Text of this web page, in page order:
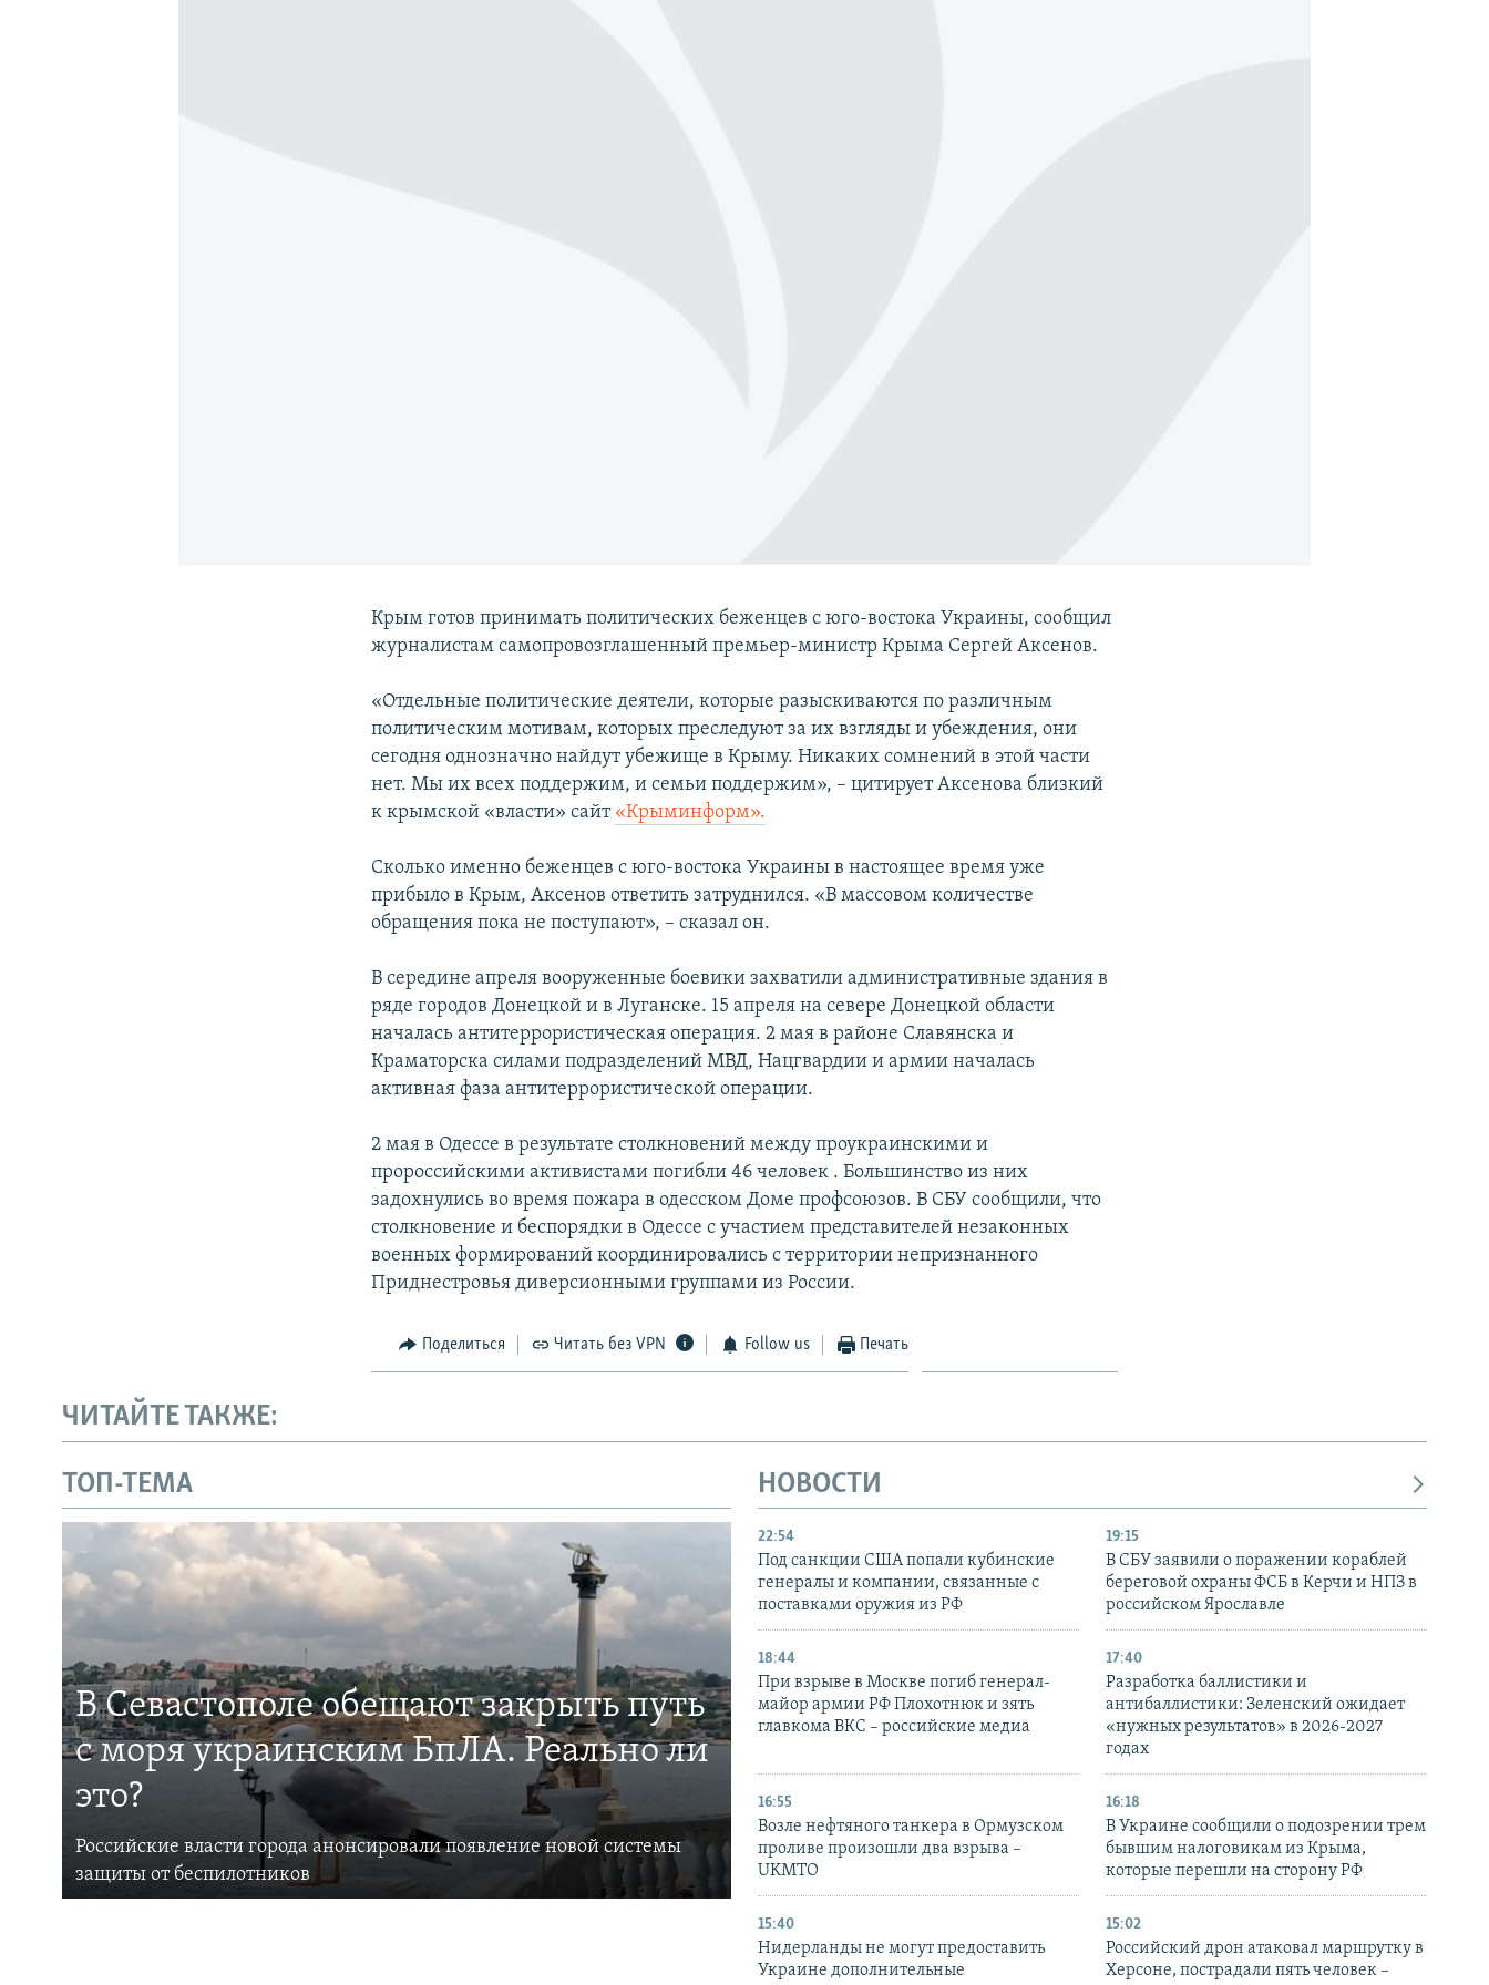
Крым готов принимать политических беженцев с юго-востока Украины, сообщил
журналистам самопровозглашенный премьер-министр Крыма Сергей Аксенов.
«Отдельные политические деятели, которые разыскиваются по различным
политическим мотивам, которых преследуют за их взгляды и убеждения, они
сегодня однозначно найдут убежище в Крыму. Никаких сомнений в этой части
нет. Мы их всех поддержим, и семьи поддержим», – цитирует Аксенова близкий
к крымской «власти» сайт «Крыминформ».
Сколько именно беженцев с юго-востока Украины в настоящее время уже
прибыло в Крым, Аксенов ответить затруднился. «В массовом количестве
обращения пока не поступают», – сказал он.
В середине апреля вооруженные боевики захватили административные здания в
ряде городов Донецкой и в Луганске. 15 апреля на севере Донецкой области
началась антитеррористическая операция. 2 мая в районе Славянска и
Краматорска силами подразделений МВД, Нацгвардии и армии началась
активная фаза антитеррористической операции.
2 мая в Одессе в результате столкновений между проукраинскими и
пророссийскими активистами погибли 46 человек . Большинство из них
задохнулись во время пожара в одесском Доме профсоюзов. В СБУ сообщили, что
столкновение и беспорядки в Одессе с участием представителей незаконных
военных формирований координировались с территории непризнанного
Приднестровья диверсионными группами из России.
Поделиться Читать без VPN Follow us Печать
ЧИТАЙТЕ ТАКЖЕ:
ТОП-ТЕМА
В Севастополе обещают закрыть путь
с моря украинским БпЛА. Реально ли
это?
Российские власти города анонсировали появление новой системы
защиты от беспилотников
НОВОСТИ
22:54
Под санкции США попали кубинские
генералы и компании, связанные с
поставками оружия из РФ
19:15
В СБУ заявили о поражении кораблей
береговой охраны ФСБ в Керчи и НПЗ в
российском Ярославле
18:44
При взрыве в Москве погиб генерал-
майор армии РФ Плохотнюк и зять
главкома ВКС – российские медиа
17:40
Разработка баллистики и
антибаллистики: Зеленский ожидает
«нужных результатов» в 2026-2027
годах
16:55
Возле нефтяного танкера в Ормузском
проливе произошли два взрыва –
UKMTO
16:18
В Украине сообщили о подозрении трем
бывшим налоговикам из Крыма,
которые перешли на сторону РФ
15:40
Нидерланды не могут предоставить
Украине дополнительные
15:02
Российский дрон атаковал маршрутку в
Херсоне, пострадали пять человек –